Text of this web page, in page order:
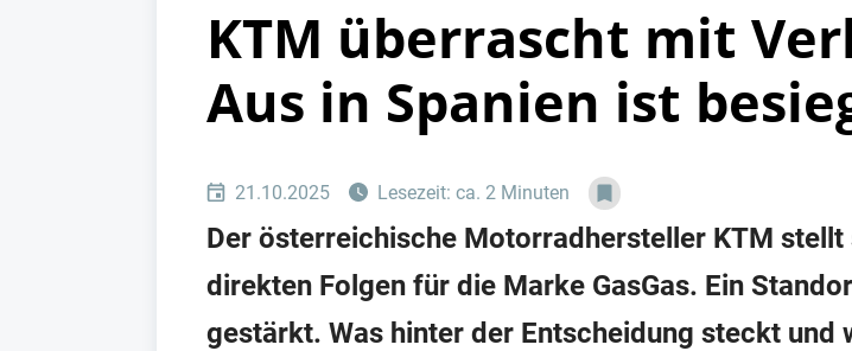
KTM überrascht mit
Aus in Spanien ist
21.10.2025 Lesezeit: ca. 2 Minuten
Der österreichische Motorradhersteller KTM
direkten Folgen für die Marke GasGas. Ein
gestärkt. Was hinter der Entscheidung steckt